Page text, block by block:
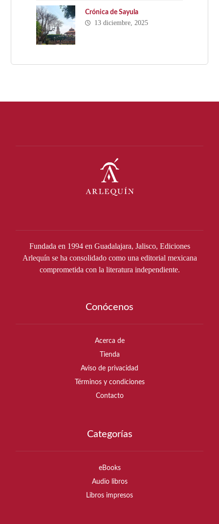
Crónica de Sayula
13 diciembre, 2025
Fundada en 1994 en Guadalajara, Jalisco, Ediciones
Arlequín se ha consolidado como una editorial mexicana
comprometida con la literatura independiente.
Conócenos
Acerca de
Tienda
Aviso de privacidad
Términos y condiciones
Contacto
Categorías
eBooks
Audio libros
Libros impresos